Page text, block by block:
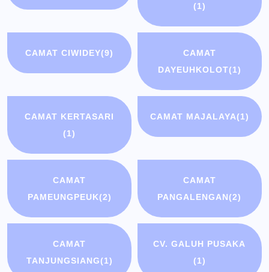
(1)
CAMAT CIWIDEY(9)
CAMAT
DAYEUHKOLOT(1)
CAMAT KERTASARI
(1)
CAMAT MAJALAYA(1)
CAMAT
PAMEUNGPEUK(2)
CAMAT
PANGALENGAN(2)
CAMAT
TANJUNGSIANG(1)
CV. GALUH PUSAKA
(1)